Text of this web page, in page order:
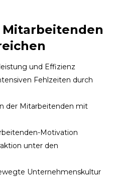
und Effizienz
Fehlzeiten durch
der Mitarbeitenden mit
Motivation
unter den
Unternehmenskultur